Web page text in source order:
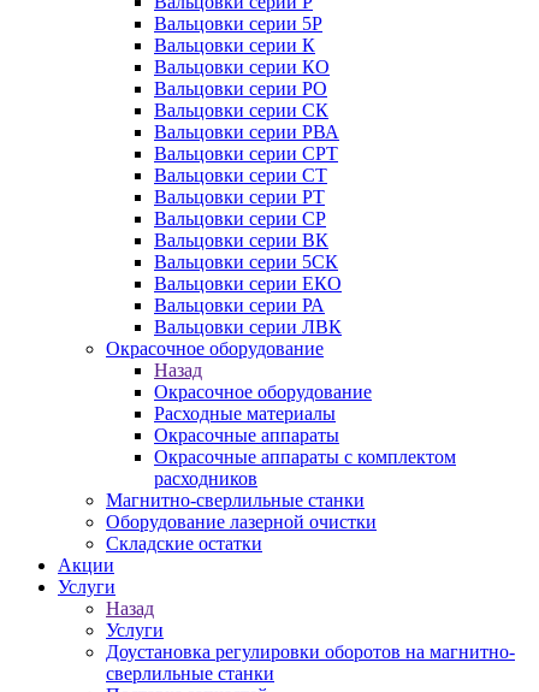
Вальцовки серии 5Р
Вальцовки серии К
Вальцовки серии КО
Вальцовки серии РО
Вальцовки серии СК
Вальцовки серии РВА
Вальцовки серии СРТ
Вальцовки серии СТ
Вальцовки серии РТ
Вальцовки серии СР
Вальцовки серии ВК
Вальцовки серии 5СК
Вальцовки серии ЕКО
Вальцовки серии РА
Вальцовки серии ЛВК
Окрасочное оборудование
Назад
Окрасочное оборудование
Расходные материалы
Окрасочные аппараты
Окрасочные аппараты с комплектом
расходников
Магнитно-сверлильные станки
Оборудование лазерной очистки
Складские остатки
Акции
Услуги
Назад
Услуги
Доустановка регулировки оборотов на магнитно-
сверлильные станки